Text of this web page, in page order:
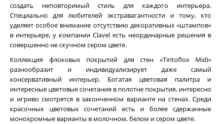
создать неповторимый стиль для каждого интерьера.
Специально для любителей экстравагантности и тому, кто
уделяет особое внимание отсутствию декоративных «штампов»
в интерьере, у компании Clavel есть неординарные решения в
совершенно не скучном сером цвете.
Коллекция флоковых покрытий для стен «Tintoflox Midi»
разнообразит и индивидуализирует даже самый
консервативный интерьер. Богатая цветовая палитра и
интересные цветовые сочетания в полотне покрытия, интересно
и игриво смотрятся в законченном варианте на стенах. Среди
красочных цветовых сочетаний есть и более сдержанные
монохромные варианты в молочном, белом и сером цвете.